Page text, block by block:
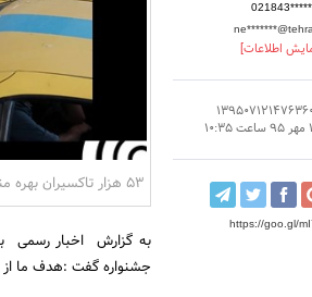
021843*****
اطلاعات]
https://goo.gl/
53 هزار تاکسیران بهره مند شدند
به گزارش اخبار رسمی
جشنواره گفت :هدف ما از